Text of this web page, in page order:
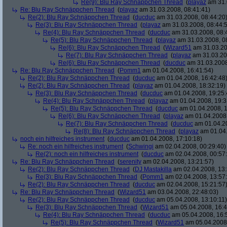
Re(9): Blu Ray Schnäppchen Thread (playaz am
Re: Blu Ray Schnäppchen Thread (playaz am 31.03.2008, 08:41:41)
Re(2): Blu Ray Schnäppchen Thread (ducduc am 31.03.2008, 08:44:20)
Re(3): Blu Ray Schnäppchen Thread (playaz am 31.03.2008,
Re(4): Blu Ray Schnäppchen Thread (ducduc am 31.03.2008,
Re(5): Blu Ray Schnäppchen Thread (playaz am 31.03.2008,
Re(6): Blu Ray Schnäppchen Thread (Wizard51 am
Re(7): Blu Ray Schnäppchen Thread (playaz am
Re(6): Blu Ray Schnäppchen Thread (ducduc am
Re: Blu Ray Schnäppchen Thread (Pomm1 am 01.04.2008, 16:41:54)
Re(2): Blu Ray Schnäppchen Thread (ducduc am 01.04.2008, 16:42:48)
Re(2): Blu Ray Schnäppchen Thread (playaz am 01.04.2008, 18:32:19)
Re(3): Blu Ray Schnäppchen Thread (ducduc am 01.04.2008,
Re(4): Blu Ray Schnäppchen Thread (playaz am 01.04.2008,
Re(5): Blu Ray Schnäppchen Thread (ducduc am 01.04.2008,
Re(6): Blu Ray Schnäppchen Thread (playaz am
Re(7): Blu Ray Schnäppchen Thread (ducduc am
Re(8): Blu Ray Schnäppchen Thread (playaz am
noch ein hilfreiches instrument (ducduc am 01.04.2008, 17:10:18)
Re: noch ein hilfreiches instrument (Schwingi am 02.04.2008, 00:29:40)
Re(2): noch ein hilfreiches instrument (ducduc am 02.04.2008,
Re: Blu Ray Schnäppchen Thread (serenity am 02.04.2008, 13:21:57)
Re(2): Blu Ray Schnäppchen Thread (DJ Mastakilla am 02.04.2008,
Re(3): Blu Ray Schnäppchen Thread (Pomm1 am 02.04.2008,
Re(2): Blu Ray Schnäppchen Thread (ducduc am 02.04.2008, 15:21:57)
Re: Blu Ray Schnäppchen Thread (Wizard51 am 03.04.2008, 22:48:03)
Re(2): Blu Ray Schnäppchen Thread (ducduc am 05.04.2008, 13:10:11)
Re(3): Blu Ray Schnäppchen Thread (Wizard51 am 05.04.2008,
Re(4): Blu Ray Schnäppchen Thread (ducduc am 05.04.2008,
Re(5): Blu Ray Schnäppchen Thread (Wizard51 am